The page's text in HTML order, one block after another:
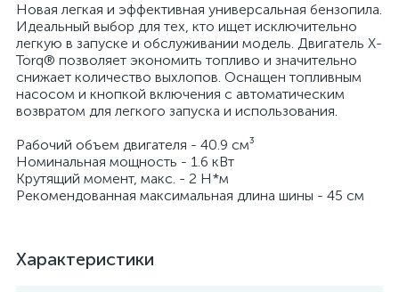
Новая легкая и эффективная универсальная бензопила.
Идеальный выбор для тех, кто ищет исключительно
легкую в запуске и обслуживании модель. Двигатель X-
Torq® позволяет экономить топливо и значительно
снижает количество выхлопов. Оснащен топливным
насосом и кнопкой включения с автоматическим
возвратом для легкого запуска и использования.
Рабочий объем двигателя - 40.9 см³
Номинальная мощность - 1.6 кВт
Крутящий момент, макс. - 2 Н*м
Рекомендованная максимальная длина шины - 45 см
Характеристики